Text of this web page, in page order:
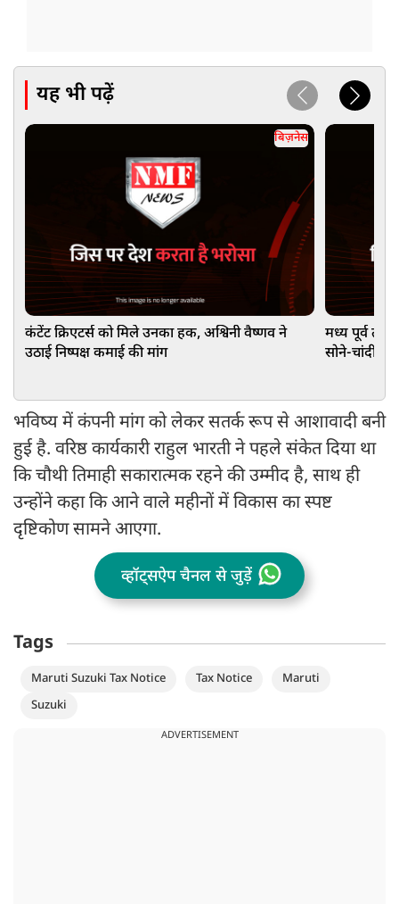
यह भी पढ़ें
बिज़नेस
कंटेंट क्रिएटर्स को मिले उनका हक, अश्विनी वैष्णव ने
उठाई निष्पक्ष कमाई की मांग
मध्य पूर्व
सोने-चांदी
भविष्य में कंपनी मांग को लेकर सतर्क रूप से आशावादी बनी
हुई है. वरिष्ठ कार्यकारी राहुल भारती ने पहले संकेत दिया था
कि चौथी तिमाही सकारात्मक रहने की उम्मीद है, साथ ही
उन्होंने कहा कि आने वाले महीनों में विकास का स्पष्ट
दृष्टिकोण सामने आएगा.
व्हॉट्सऐप चैनल से जुड़ें
Tags
Maruti Suzuki Tax Notice Tax Notice
Maruti
Suzuki
ADVERTISEMENT